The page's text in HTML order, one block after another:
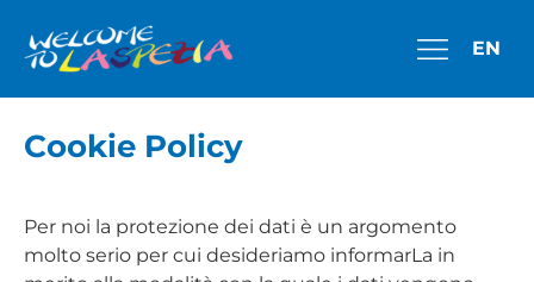
EN
Cookie Policy
Per noi la protezione dei dati è un argomento
molto serio per cui desideriamo informarLa in